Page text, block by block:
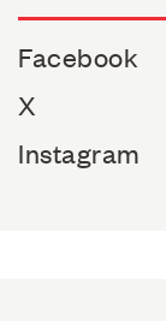
Facebook
X
Instagram